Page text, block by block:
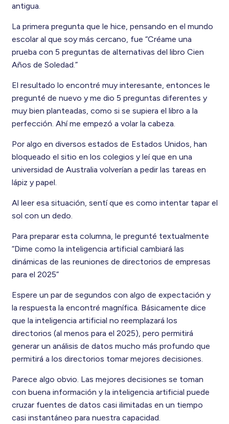
antigua.
La primera pregunta que le hice, pensando en el mundo
escolar al que soy más cercano, fue “Créame una
prueba con 5 preguntas de alternativas del libro Cien
Años de Soledad.”
El resultado lo encontré muy interesante, entonces le
pregunté de nuevo y me dio 5 preguntas diferentes y
muy bien planteadas, como si se supiera el libro a la
perfección. Ahí me empezó a volar la cabeza.
Por algo en diversos estados de Estados Unidos, han
bloqueado el sitio en los colegios y leí que en una
universidad de Australia volverían a pedir las tareas en
lápiz y papel.
Al leer esa situación, sentí que es como intentar tapar el
sol con un dedo.
Para preparar esta columna, le pregunté textualmente
“Dime como la inteligencia artificial cambiará las
dinámicas de las reuniones de directorios de empresas
para el 2025”
Espere un par de segundos con algo de expectación y
la respuesta la encontré magnífica. Básicamente dice
que la inteligencia artificial no reemplazará los
directorios (al menos para el 2025), pero permitirá
generar un análisis de datos mucho más profundo que
permitirá a los directorios tomar mejores decisiones.
Parece algo obvio. Las mejores decisiones se toman
con buena información y la inteligencia artificial puede
cruzar fuentes de datos casi ilimitadas en un tiempo
casi instantáneo para nuestra capacidad.